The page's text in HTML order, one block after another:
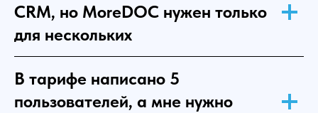
CRM, но MoreDOC нужен только
для нескольких
В тарифе написано 5
пользователей, а мне нужно